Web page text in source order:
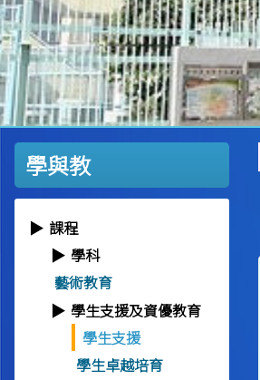
學與教
課程
學科
藝術教育
學生支援及資優教育
學生支援
學生卓越培育